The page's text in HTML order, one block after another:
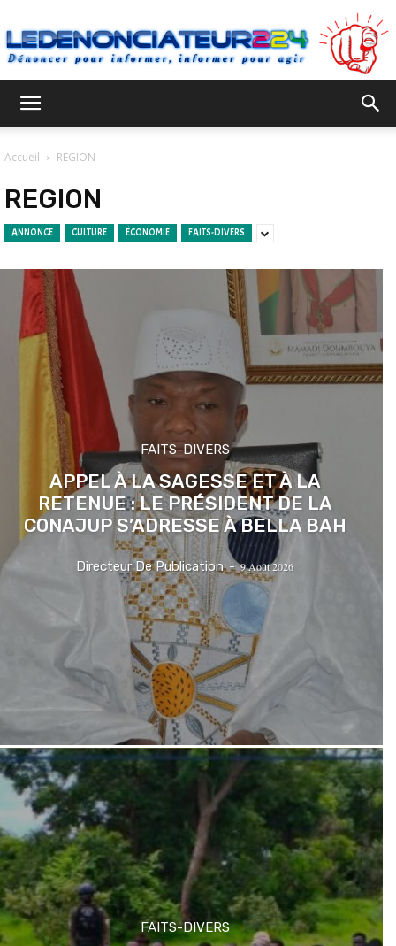
Accueil REGION
REGION
ANNONCE CULTURE ÉCONOMIE FAITS-DIVERS
FAITS-DIVERS
APPEL À LA SAGESSE ET À LA
RETENUE : LE PRÉSIDENT DE LA
CONAJUP S’ADRESSE À BELLA BAH
Directeur De Publication - 9 Août 2026
FAITS-DIVERS